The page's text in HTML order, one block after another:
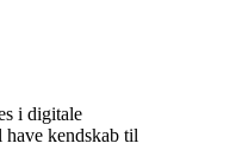
i digitale
kendskab til